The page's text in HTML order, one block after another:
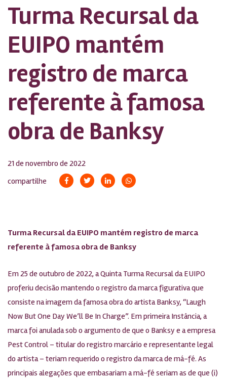
Turma Recursal da
EUIPO mantém
registro de marca
referente à famosa
obra de Banksy
21 de novembro de 2022
compartilhe
Turma Recursal da EUIPO mantém registro de marca
referente à famosa obra de Banksy
Em 25 de outubro de 2022, a Quinta Turma Recursal da EUIPO
proferiu decisão mantendo o registro da marca figurativa que
consiste na imagem da famosa obra do artista Banksy, “Laugh
Now But One Day We’ll Be In Charge”. Em primeira Instância, a
marca foi anulada sob o argumento de que o Banksy e a empresa
Pest Control – titular do registro marcário e representante legal
do artista – teriam requerido o registro da marca de má-fé. As
principais alegações que embasariam a má-fé seriam as de que (i)